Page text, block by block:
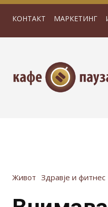
КОНТАКТ МАРКЕТИНГ
Живот Здравје и фитнес